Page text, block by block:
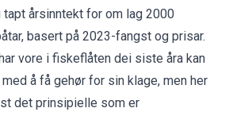
årsinntekt for om lag 2000
basert på 2023-fangst og prisar.
vore i fiskeflåten dei siste åra kan
å få gehør for sin klage, men her
det prinsipielle som er